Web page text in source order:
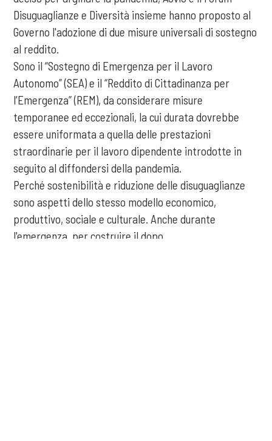
Disuguaglianze e Diversità insieme hanno proposto al
Governo l'adozione di due misure universali di sostegno
al reddito.
Sono il “Sostegno di Emergenza per il Lavoro
Autonomo” (SEA) e il “Reddito di Cittadinanza per
l’Emergenza” (REM), da considerare misure
temporanee ed eccezionali, la cui durata dovrebbe
essere uniformata a quella delle prestazioni
straordinarie per il lavoro dipendente introdotte in
seguito al diffondersi della pandemia.
Perché sostenibilità e riduzione delle disuguaglianze
sono aspetti dello stesso modello economico,
produttivo, sociale e culturale. Anche durante
l'emergenza, per costruire il dopo.